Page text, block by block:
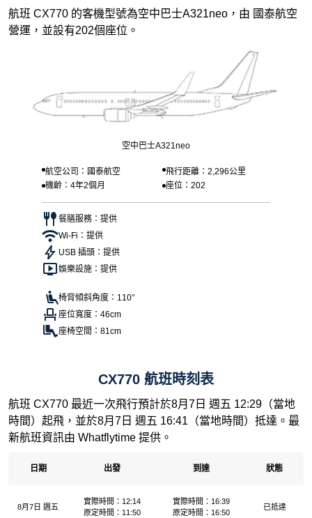
航班 CX770 的客機型號為空中巴士A321neo，由 國泰航空
營運，並設有202個座位。
空中巴士A321neo
航空公司：國泰航空
飛行距離：2,296公里
機齡：4年2個月
座位：202
餐膳服務：提供
Wi-Fi：提供
USB 插頭：提供
娛樂設施：提供
椅背傾斜角度：110°
座位寬度：46cm
座椅空間：81cm
CX770 航班時刻表
航班 CX770 最近一次飛行預計於8月7日 週五 12:29（當地
時間）起飛，並於8月7日 週五 16:41（當地時間）抵達。最
新航班資訊由 Whatflytime 提供。
日期 出發 到達 狀態
8月7日 週五
實際時間：12:14
原定時間：11:50
實際時間：16:39
原定時間：16:50
已抵達